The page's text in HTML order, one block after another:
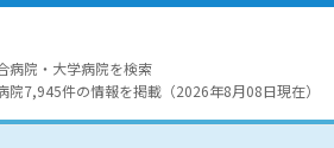
病院・大学病院を検索
院7,945件の情報を掲載（2026年8月08日現在）